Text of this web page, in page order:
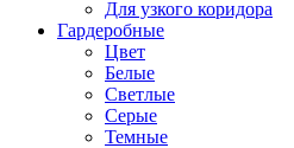
Для узкого коридора
Гардеробные
Цвет
Белые
Светлые
Серые
Темные